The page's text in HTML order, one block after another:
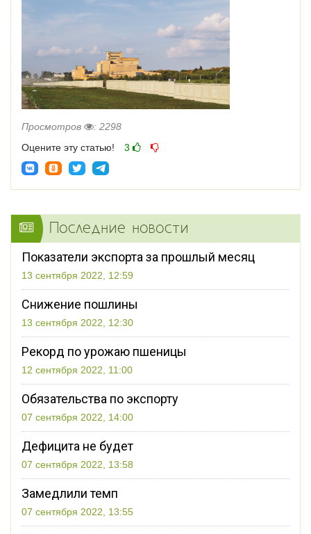
Просмотров
: 2298
Оцените эту статью!
3
Последние новости
Показатели экспорта за прошлый месяц
13 сентября 2022, 12:59
Снижение пошлины
13 сентября 2022, 12:30
Рекорд по урожаю пшеницы
12 сентября 2022, 11:00
Обязательства по экспорту
07 сентября 2022, 14:00
Дефицита не будет
07 сентября 2022, 13:58
Замедлили темп
07 сентября 2022, 13:55